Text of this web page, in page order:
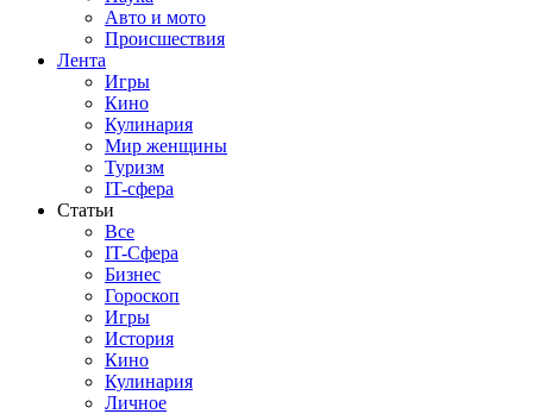
Авто и мото
Происшествия
Лента
Игры
Кино
Кулинария
Мир женщины
Туризм
IT-сфера
Статьи
Все
IT-Сфера
Бизнес
Гороскоп
Игры
История
Кино
Кулинария
Личное